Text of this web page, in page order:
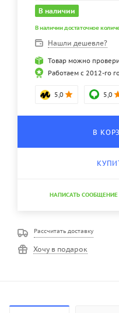
В наличии
В наличии достаточное
Нашли дешевле?
Товар можно
Работаем с 2012-го
5,0 5,0
В
НАПИСАТЬ СООБЩЕНИЕ
Рассчитать доставку
Хочу в подарок